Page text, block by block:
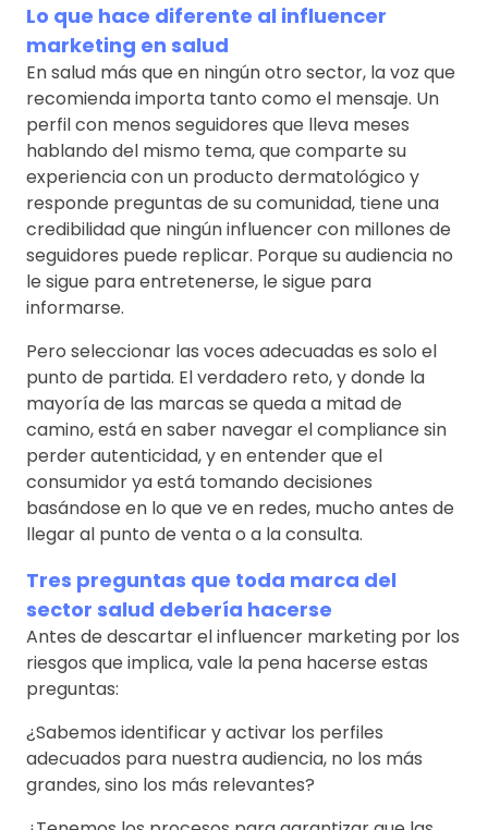
Lo que hace diferente al influencer
marketing en salud
En salud más que en ningún otro sector, la voz que
recomienda importa tanto como el mensaje. Un
perfil con menos seguidores que lleva meses
hablando del mismo tema, que comparte su
experiencia con un producto dermatológico y
responde preguntas de su comunidad, tiene una
credibilidad que ningún influencer con millones de
seguidores puede replicar. Porque su audiencia no
le sigue para entretenerse, le sigue para
informarse.
Pero seleccionar las voces adecuadas es solo el
punto de partida. El verdadero reto, y donde la
mayoría de las marcas se queda a mitad de
camino, está en saber navegar el compliance sin
perder autenticidad, y en entender que el
consumidor ya está tomando decisiones
basándose en lo que ve en redes, mucho antes de
llegar al punto de venta o a la consulta.
Tres preguntas que toda marca del
sector salud debería hacerse
Antes de descartar el influencer marketing por los
riesgos que implica, vale la pena hacerse estas
preguntas:
¿Sabemos identificar y activar los perfiles
adecuados para nuestra audiencia, no los más
grandes, sino los más relevantes?